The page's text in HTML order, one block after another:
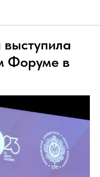
Форуме в